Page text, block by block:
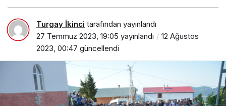
Turgay İkinci tarafından yayınlandı
27 Temmuz 2023, 19:05 yayınlandı
12 Ağustos
2023, 00:47 güncellendi